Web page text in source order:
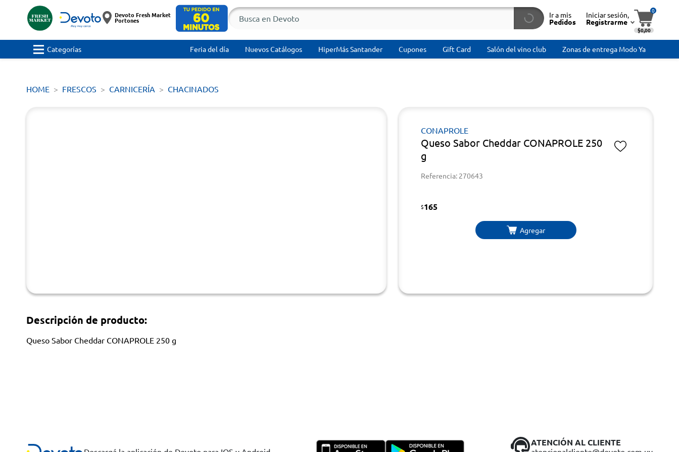
Devoto Fresh Market
Portones
Ir a mis
Pedidos
Iniciar sesión,
Registrarme
0
$0,00
Categorías Feria del día Nuevos Catálogos HiperMás Santander Cupones Gift Card Salón del vino club Zonas de entrega Modo Ya
HOME FRESCOS CARNICERÍA CHACINADOS
CONAPROLE
Queso Sabor Cheddar CONAPROLE 250
g
Referencia: 270643
$165
Agregar
Descripción de producto:
Queso Sabor Cheddar CONAPROLE 250 g
ATENCIÓN AL CLIENTE